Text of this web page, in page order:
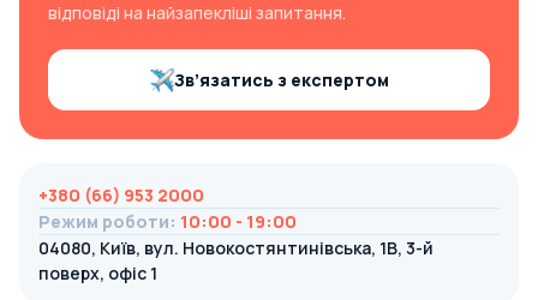
відповіді на найзапекліші запитання.
Зв’язатись з експертом
+380 (66) 953 2000
Режим роботи: 10:00 - 19:00
04080, Київ, вул. Новокостянтинівська, 1В, 3-й
поверх, офіс 1